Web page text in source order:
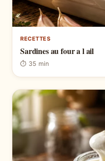
RECETTES
Sardines au four a l ail
⏱ 35 min